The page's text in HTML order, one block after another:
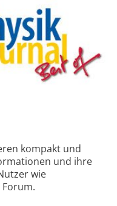
kompakt und
und ihre
wie